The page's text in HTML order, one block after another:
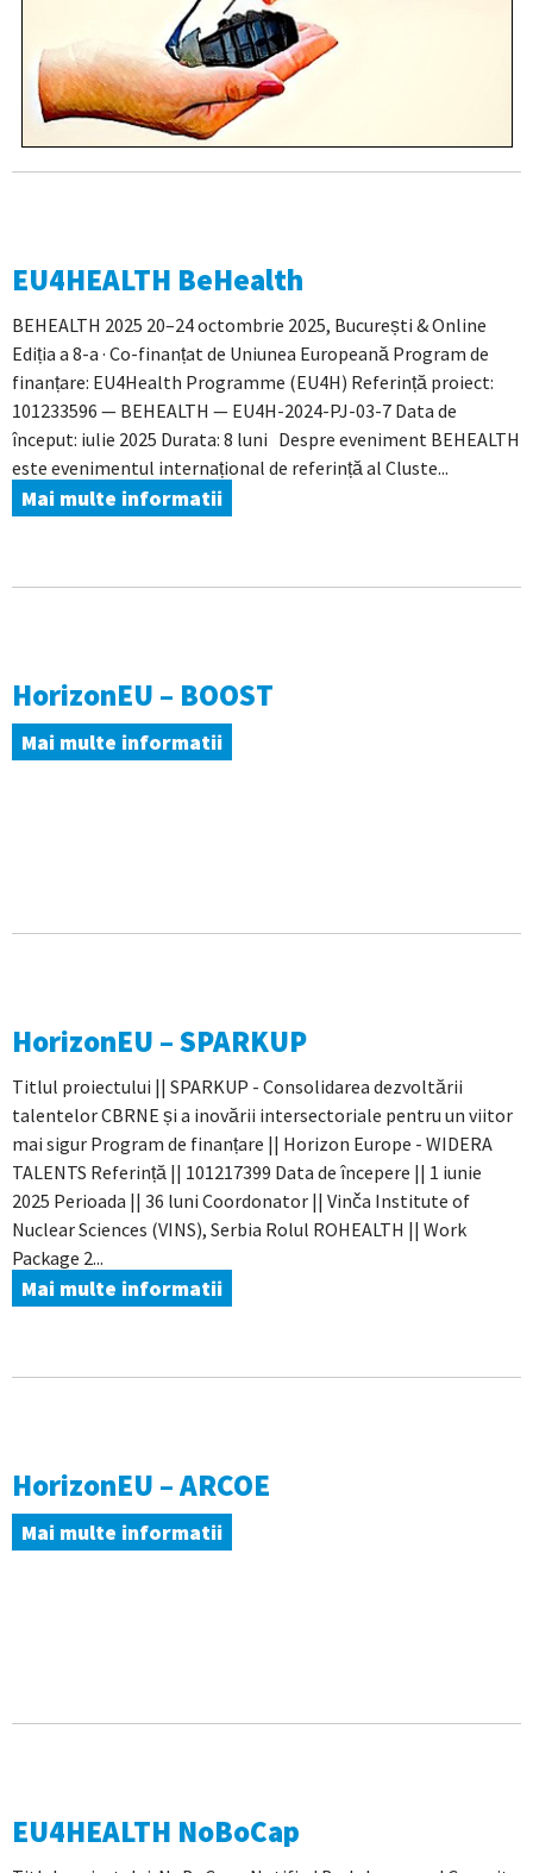
EU4HEALTH BeHealth
BEHEALTH 2025 20–24 octombrie 2025, București & Online
Ediția a 8-a · Co-finanțat de Uniunea Europeană Program de
finanțare: EU4Health Programme (EU4H) Referință proiect:
101233596 — BEHEALTH — EU4H-2024-PJ-03-7 Data de
început: iulie 2025 Durata: 8 luni Despre eveniment BEHEALTH
este evenimentul internațional de referință al Cluste...
Mai multe informatii
HorizonEU – BOOST
Mai multe informatii
HorizonEU – SPARKUP
Titlul proiectului || SPARKUP - Consolidarea dezvoltării
talentelor CBRNE și a inovării intersectoriale pentru un viitor
mai sigur Program de finanțare || Horizon Europe - WIDERA
TALENTS Referință || 101217399 Data de începere || 1 iunie
2025 Perioada || 36 luni Coordonator || Vinča Institute of
Nuclear Sciences (VINS), Serbia Rolul ROHEALTH || Work
Package 2...
Mai multe informatii
HorizonEU – ARCOE
Mai multe informatii
EU4HEALTH NoBoCap